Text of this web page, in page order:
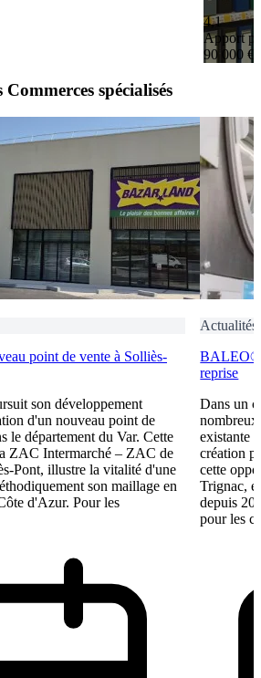
4,1
Apport
90 000 €
spécialisés
point de vente à Solliès-
son développement
d'un nouveau point de
le département du Var. Cette
ZAC Intermarché – ZAC de
Pont, illustre la vitalité d'une
son maillage en
d'Azur. Pour les
Actualités
BALEO®
reprise
Dans un
nombreux
existante
création
cette
Trignac,
depuis
pour les